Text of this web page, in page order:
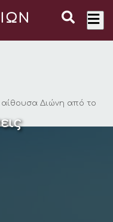
αίθουσα Διώνη από το